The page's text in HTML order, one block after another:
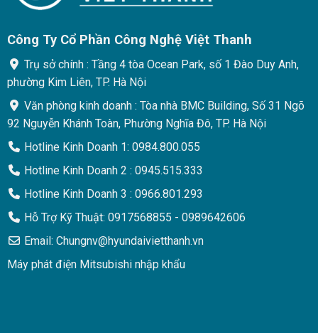
Công Ty Cổ Phần Công Nghệ Việt Thanh
Trụ sở chính : Tầng 4 tòa Ocean Park, số 1 Đào Duy Anh,
phường Kim Liên, TP. Hà Nội
Văn phòng kinh doanh : Tòa nhà BMC Building, Số 31 Ngõ
92 Nguyễn Khánh Toàn, Phường Nghĩa Đô, TP. Hà Nội
Hotline Kinh Doanh 1: 0984.800.055
Hotline Kinh Doanh 2 : 0945.515.333
Hotline Kinh Doanh 3 : 0966.801.293
Hỗ Trợ Kỹ Thuật: 0917568855 - 0989642606
Email: Chungnv@hyundaivietthanh.vn
Máy phát điện Mitsubishi nhập khẩu